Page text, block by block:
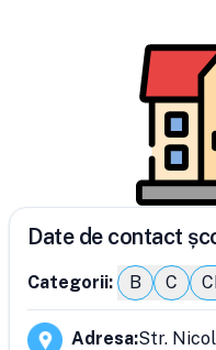
Date de contact
Categorii: B C
Adresa:Str.